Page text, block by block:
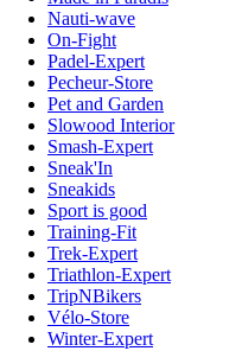
Nauti-wave
On-Fight
Padel-Expert
Pecheur-Store
Pet and Garden
Slowood Interior
Smash-Expert
Sneak'In
Sneakids
Sport is good
Training-Fit
Trek-Expert
Triathlon-Expert
TripNBikers
Vélo-Store
Winter-Expert